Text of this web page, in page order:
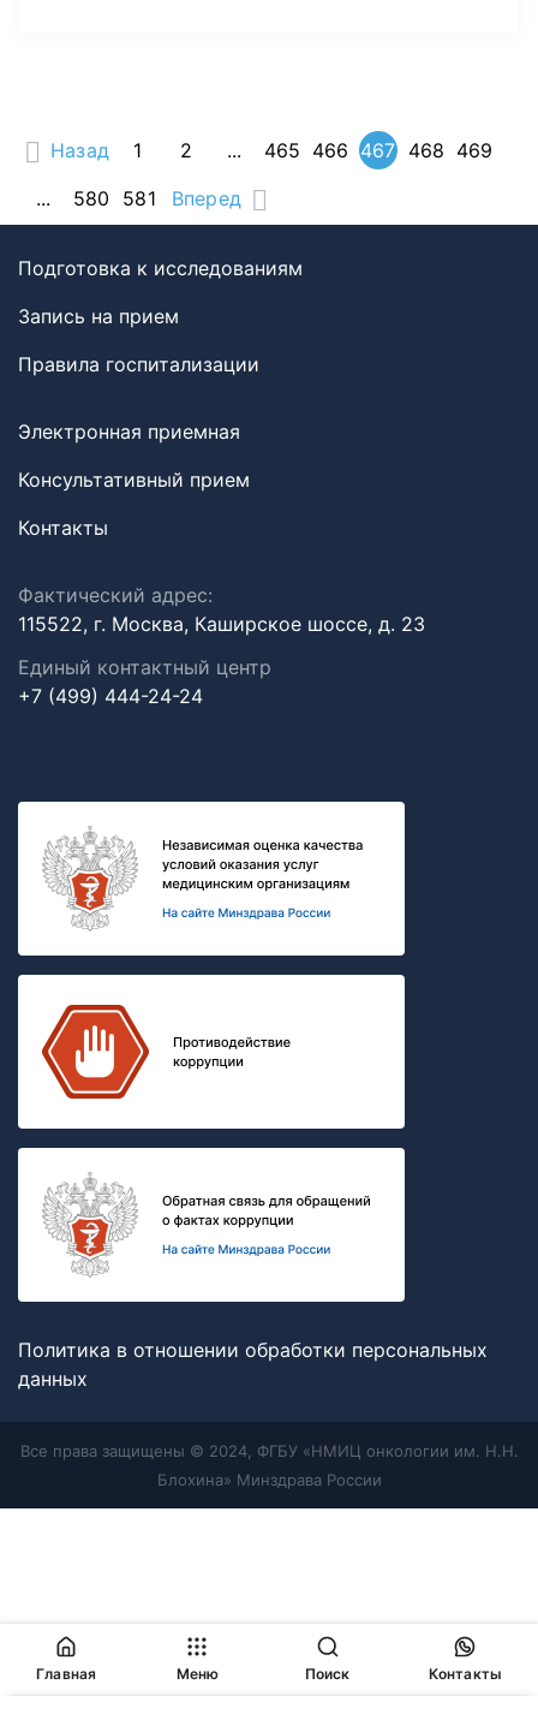
Назад 1 2 ... 465 466 467 468 469
...
580 581 Вперед
Подготовка к исследованиям
Запись на прием
Правила госпитализации
Электронная приемная
Консультативный прием
Контакты
Фактический адрес:
115522, г. Москва, Каширское шоссе, д. 23
Единый контактный центр
+7 (499) 444-24-24
Политика в отношении обработки персональных
данных
Все права защищены © 2024, ФГБУ «НМИЦ онкологии им. Н.Н.
Блохина» Минздрава России
Главная Меню Поиск Контакты